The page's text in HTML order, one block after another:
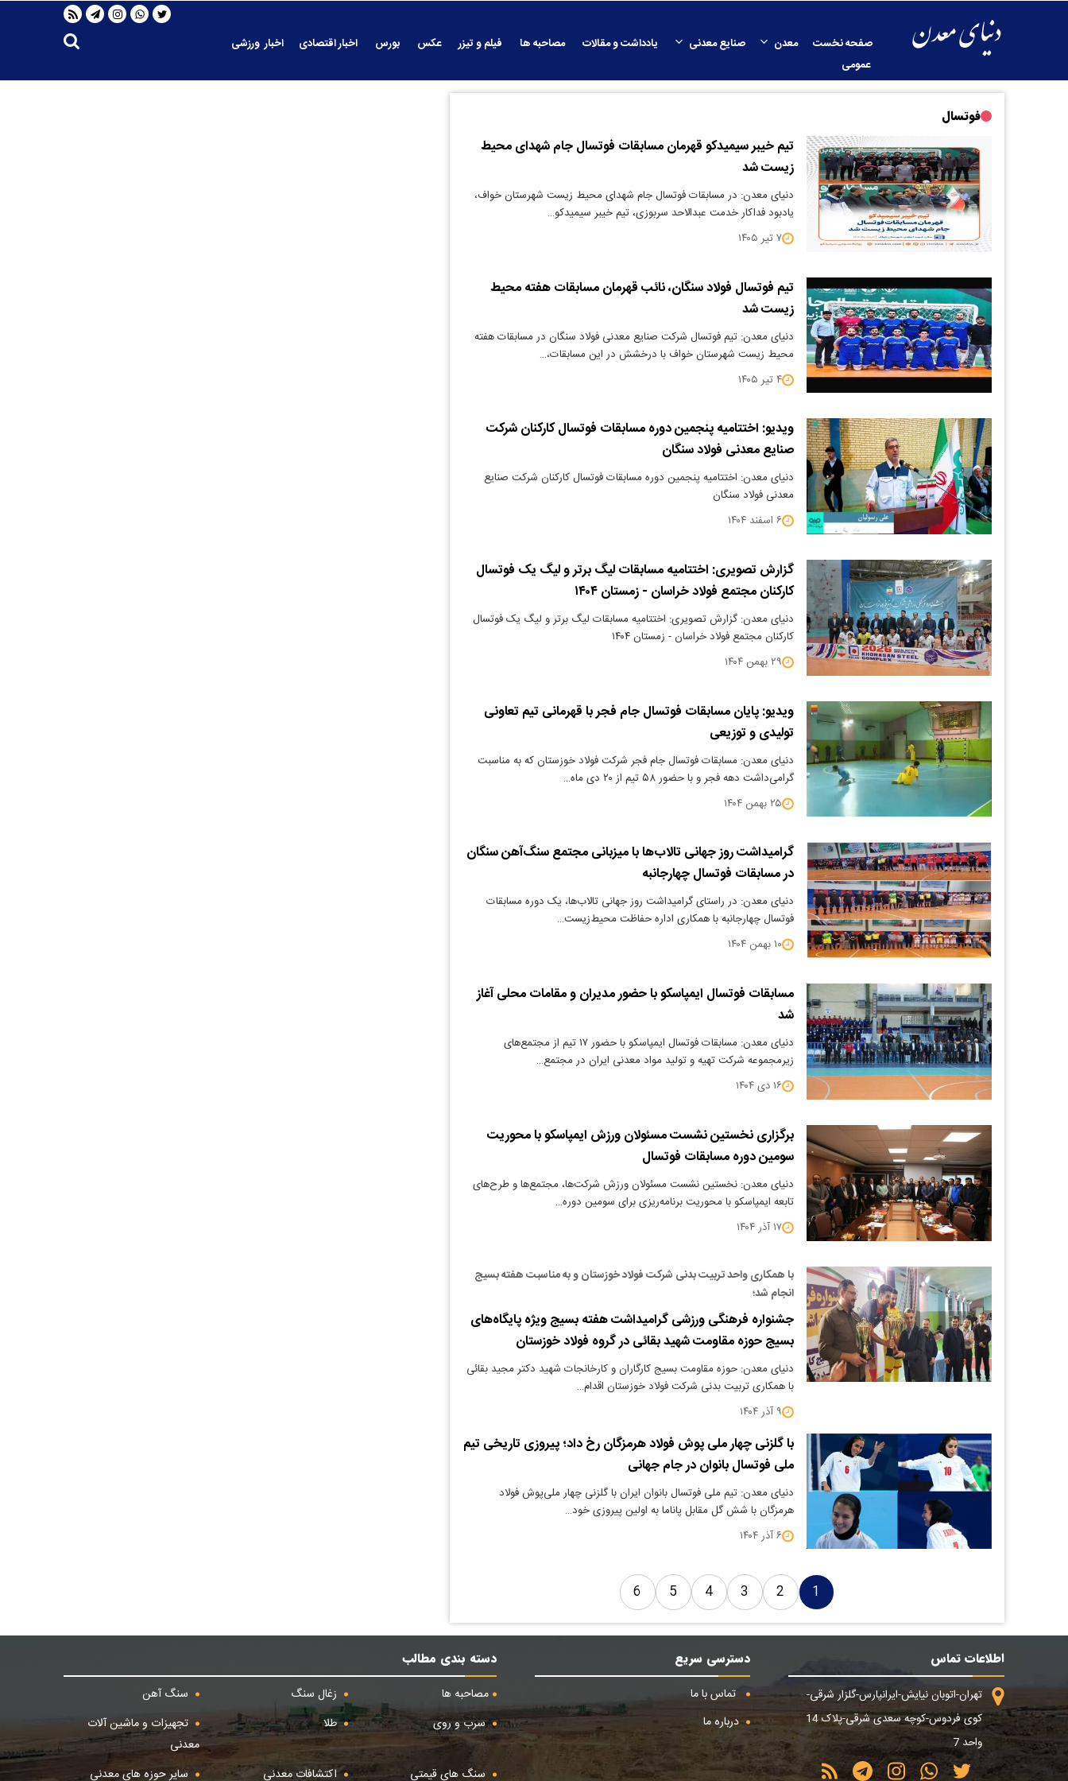
صفحه نخست معدن صنایع معدنی یادداشت و مقالات مصاحبه ها فیلم و تیزر عکس بورس اخبار اقتصادی
اخبار ورزشی
عمومی
فوتسال
تیم خیبر سیمیدکو قهرمان مسابقات فوتسال جام شهدای محیط
زیست شد
دنیای معدن: در مسابقات فوتسال جام شهدای محیط زیست شهرستان خواف،
یادبود فداکار خدمت عبدالاحد سربوزی، تیم خیبر سیمیدکو…
۷ تیر ۱۴۰۵
تیم فوتسال فولاد سنگان، نائب قهرمان مسابقات هفته محیط
زیست شد
دنیای معدن: تیم فوتسال شرکت صنایع معدنی فولاد سنگان در مسابقات هفته
محیط زیست شهرستان خواف با درخشش در این مسابقات،…
۴ تیر ۱۴۰۵
ویدیو: اختتامیه پنجمین دوره مسابقات فوتسال کارکنان شرکت
صنایع معدنی فولاد سنگان
دنیای معدن: اختتامیه پنجمین دوره مسابقات فوتسال کارکنان شرکت صنایع
معدنی فولاد سنگان
۶ اسفند ۱۴۰۴
گزارش تصویری: اختتامیه مسابقات لیگ برتر و لیگ یک فوتسال
کارکنان مجتمع فولاد خراسان - زمستان ۱۴۰۴
دنیای معدن: گزارش تصویری: اختتامیه مسابقات لیگ برتر و لیگ یک فوتسال
کارکنان مجتمع فولاد خراسان - زمستان ۱۴۰۴
۲۹ بهمن ۱۴۰۴
ویدیو: پایان مسابقات فوتسال جام فجر با قهرمانی تیم تعاونی
تولیدی و توزیعی
دنیای معدن: مسابقات فوتسال جام فجر شرکت فولاد خوزستان که به مناسبت
گرامی‌داشت دهه فجر و با حضور ۵۸ تیم از ۲۰ دی ماه…
۲۵ بهمن ۱۴۰۴
گرامیداشت روز جهانی تالاب‌ها با میزبانی مجتمع سنگ‌آهن سنگان
در مسابقات فوتسال چهارجانبه
دنیای معدن: در راستای گرامیداشت روز جهانی تالاب‌ها، یک دوره مسابقات
فوتسال چهارجانبه با همکاری اداره حفاظت محیط‌زیست…
۱۰ بهمن ۱۴۰۴
مسابقات فوتسال ایمپاسکو با حضور مدیران و مقامات محلی آغاز
شد
دنیای معدن: مسابقات فوتسال ایمپاسکو با حضور ۱۷ تیم از مجتمع‌های
زیرمجموعه شرکت تهیه و تولید مواد معدنی ایران در مجتمع…
۱۶ دی ۱۴۰۴
برگزاری نخستین نشست مسئولان ورزش ایمپاسکو با محوریت
سومین دوره مسابقات فوتسال
دنیای معدن: نخستین نشست مسئولان ورزش شرکت‌ها، مجتمع‌ها و طرح‌های
تابعه ایمپاسکو با محوریت برنامه‌ریزی برای سومین دوره…
۱۷ آذر ۱۴۰۴
با همکاری واحد تربیت بدنی شرکت فولاد خوزستان و به مناسبت هفته بسیج
انجام شد؛
جشنواره فرهنگی ورزشی گرامیداشت هفته بسیج ویژه پایگاه‌های
بسیج حوزه مقاومت شهید بقائی در گروه فولاد خوزستان
دنیای معدن: حوزه مقاومت بسیج کارگاران و کارخانجات شهید دکتر مجید بقائی
با همکاری تربیت بدنی شرکت فولاد خوزستان اقدام…
۹ آذر ۱۴۰۴
با گلزنی چهار ملی پوش فولاد هرمزگان رخ داد؛ پیروزی تاریخی تیم
ملی فوتسال بانوان در جام جهانی
دنیای معدن: تیم ملی فوتسال بانوان ایران با گلزنی چهار ملی‌پوش فولاد
هرمزگان با شش گل مقابل پاناما به اولین پیروزی خود…
۶ آذر ۱۴۰۴
1
2
3
4
5
6
اطلاعات تماس
تهران-اتوبان نیایش-ایرانپارس-گلزار شرقی-
کوی فردوس-کوچه سعدی شرقی-پلاک 14
واحد 7
دسترسی سریع
تماس با ما
درباره ما
دسته بندی مطالب
مصاحبه ها
زغال سنگ
سنگ آهن
سرب و روی
طلا
تجهیزات و ماشین آلات
معدنی
سنگ های قیمتی
اکتشافات معدنی سایر حوزه های معدنی